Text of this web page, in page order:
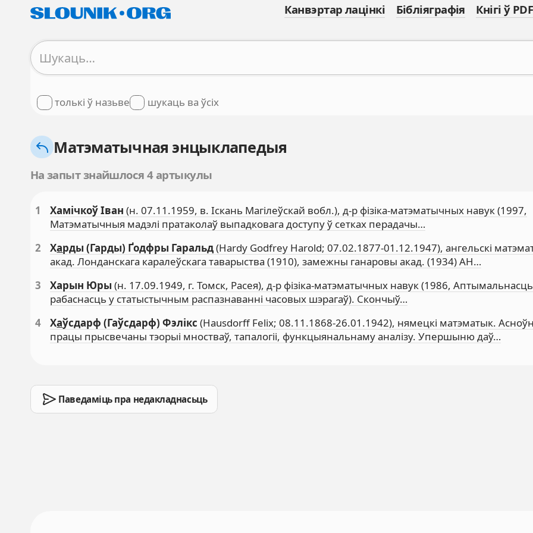
Канвэртар лацінкі Бібліяграфія Кнігі ў
толькі ў назьве шукаць ва ўсіх
Матэматычная энцыклапедыя
На запыт знайшлося 4 артыкулы
1 Хамічкоў Іван (н. 07.11.1959, в. Іскань Магілеўскай вобл.), д-р фізіка-матэматычных навук (1997,
Матэматычныя мадэлі пратаколаў выпадковага доступу ў сетках перадачы…
2
Харды (Гарды) Ґодфры Гаральд(Hardy Godfrey Harold; 07.02.1877-01.12.1947), ангельскі
акад. Лонданскага каралеўскага таварыства (1910), замежны ганаровы акад. (1934) АН…
3
Харын Юры (н. 17.09.1949, г. Томск, Расея), д-р фізіка-матэматычных навук (1986, Аптымальнасць
рабаснасць у статыстычным распазнаванні часовых шэрагаў). Скончыў…
4
Хаўсдарф (Гаўсдарф) Фэлікс (Hausdorff Felix; 08.11.1868-26.01.1942), нямецкі матэматык.
працы прысвечаны тэорыі мностваў, тапалогіі, функцыянальнаму аналізу. Упершыню даў…
Паведаміць пра недакладнасьць